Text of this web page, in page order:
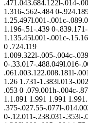
.471.043.684.122l-.014-
1.316-.562-.484 0-
1.25.497l.001-.001c-
1.196-.51-.439 0-.839.171-
1.135.45l.001-.001c-
0 .724.119
1.009.322l-.005-.004c-
0-.33.017-.488.049l.016-
.061.003.122.008.181l-
1.26 1.731-1.383l.013-
.053 0 .079.001h-.004c-
1.1.891 1.991 1.991
.375-.027.55-.077l-
0-.12.011-.238.031-.353l-